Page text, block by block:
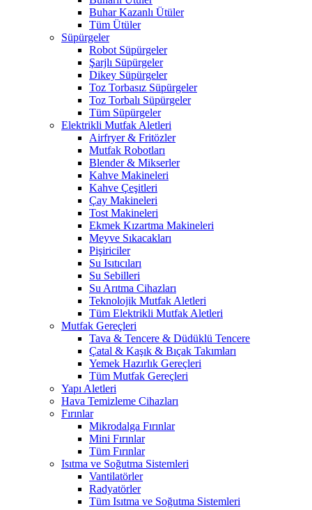
Buhar Kazanlı Ütüler
Tüm Ütüler
Süpürgeler
Robot Süpürgeler
Şarjlı Süpürgeler
Dikey Süpürgeler
Toz Torbasız Süpürgeler
Toz Torbalı Süpürgeler
Tüm Süpürgeler
Elektrikli Mutfak Aletleri
Airfryer & Fritözler
Mutfak Robotları
Blender & Mikserler
Kahve Makineleri
Kahve Çeşitleri
Çay Makineleri
Tost Makineleri
Ekmek Kızartma Makineleri
Meyve Sıkacakları
Pişiriciler
Su Isıtıcıları
Su Sebilleri
Su Arıtma Cihazları
Teknolojik Mutfak Aletleri
Tüm Elektrikli Mutfak Aletleri
Mutfak Gereçleri
Tava & Tencere & Düdüklü Tencere
Çatal & Kaşık & Bıçak Takımları
Yemek Hazırlık Gereçleri
Tüm Mutfak Gereçleri
Yapı Aletleri
Hava Temizleme Cihazları
Fırınlar
Mikrodalga Fırınlar
Mini Fırınlar
Tüm Fırınlar
Isıtma ve Soğutma Sistemleri
Vantilatörler
Radyatörler
Tüm Isıtma ve Soğutma Sistemleri